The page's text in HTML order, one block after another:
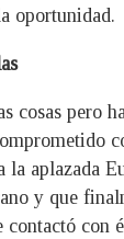
oportunidad.
cosas pero
la aplazada
y que
contactó con